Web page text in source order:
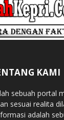
KAMI
sebuah portal
sesuai realita
adalah